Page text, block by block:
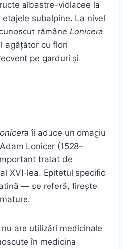
albastre-violacee la
subalpine. La nivel
rămâne Lonicera
agățător cu flori
pe garduri și
îi aduce un omagiu
Lonicer (1528–
tratat de
XVI-lea. Epitetul specific
— se referă, firește,
are utilizări medicinale
în medicina